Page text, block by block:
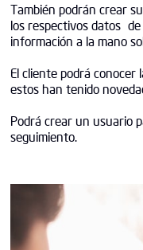
También podrán crear
los respectivos datos
información a la mano
El cliente podrá conocer
estos han tenido
Podrá crear un usuario
seguimiento.